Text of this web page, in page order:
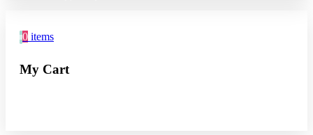
0 items
My Cart